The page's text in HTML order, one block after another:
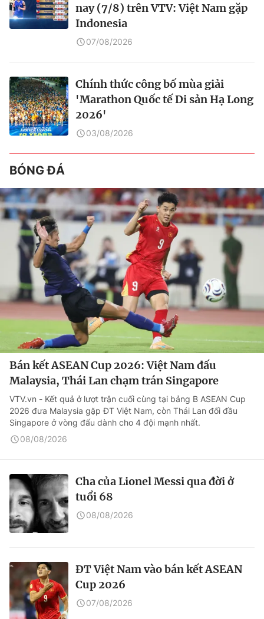
nay (7/8) trên VTV: Việt Nam gặp
Indonesia
07/08/2026
Chính thức công bố mùa giải
'Marathon Quốc tế Di sản Hạ Long
2026'
03/08/2026
BÓNG ĐÁ
Bán kết ASEAN Cup 2026: Việt Nam đấu
Malaysia, Thái Lan chạm trán Singapore
VTV.vn - Kết quả ở lượt trận cuối cùng tại bảng B ASEAN Cup
2026 đưa Malaysia gặp ĐT Việt Nam, còn Thái Lan đối đầu
Singapore ở vòng đấu dành cho 4 đội mạnh nhất.
08/08/2026
Cha của Lionel Messi qua đời ở
tuổi 68
08/08/2026
ĐT Việt Nam vào bán kết ASEAN
Cup 2026
07/08/2026